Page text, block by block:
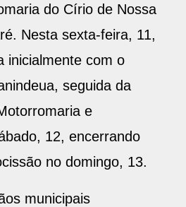
do Círio de Nossa
Nesta sexta-feira, 11,
inicialmente com o
seguida da
e
12, encerrando
no domingo, 13.
municipais